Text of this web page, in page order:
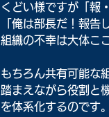
くどい様ですが「報
「俺は部長だ！報告
組織の不幸は大体こ
もちろん共有可能な
踏まえながら役割と
を体系化するのです。